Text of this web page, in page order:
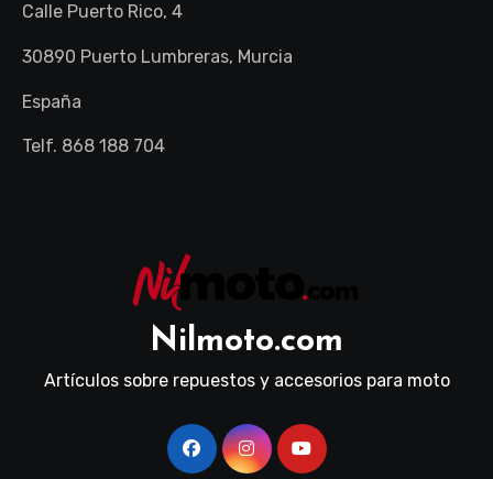
Calle Puerto Rico, 4
30890 Puerto Lumbreras, Murcia
España
Telf. 868 188 704
Nilmoto.com
Artículos sobre repuestos y accesorios para moto